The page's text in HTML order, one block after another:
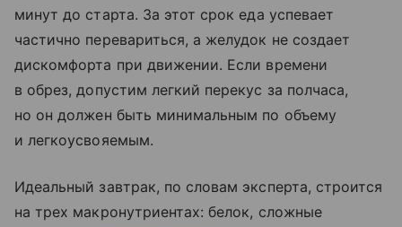
минут до старта. За этот срок еда успевает
частично перевариться, а желудок не создает
дискомфорта при движении. Если времени
в обрез, допустим легкий перекус за полчаса,
но он должен быть минимальным по объему
и легкоусвояемым.
Идеальный завтрак, по словам эксперта, строится
на трех макронутриентах: белок, сложные